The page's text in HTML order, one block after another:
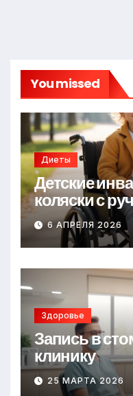
You missed
Диеты
Детские
коляски с
6 АПРЕЛЯ 2026
Здоровье
Запись в
клинику
25 МАРТА 2026